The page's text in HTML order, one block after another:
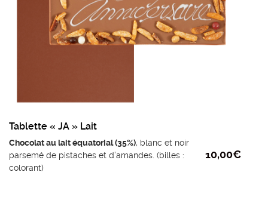
Tablette « JA » Lait
Chocolat au lait équatorial (35%), blanc et noir
parsemé de pistaches et d’amandes. (billes :
colorant)
10,00€